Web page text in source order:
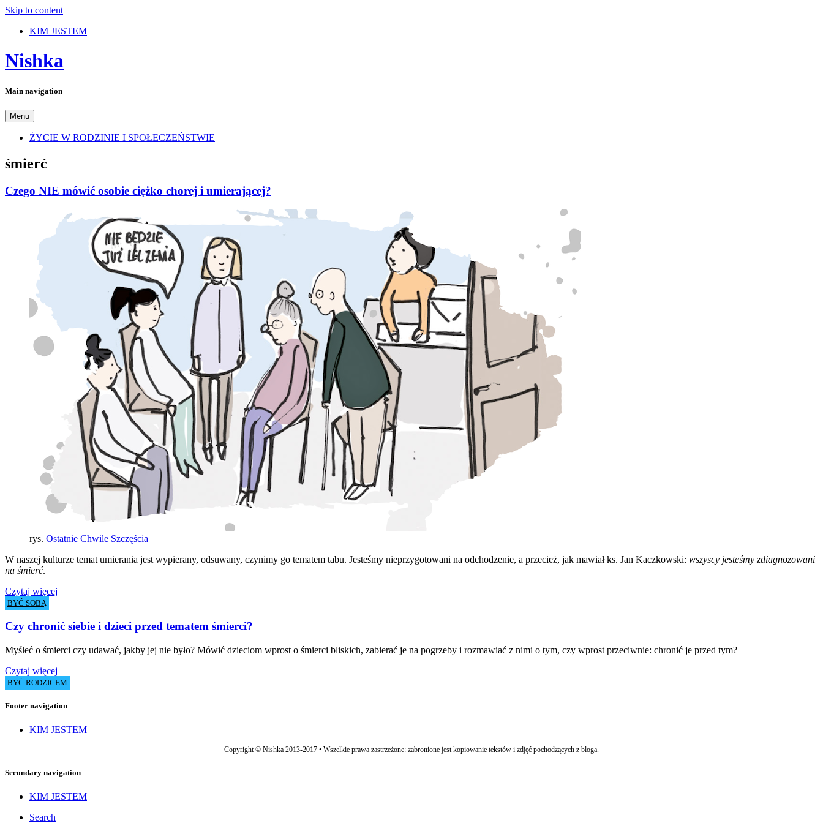
Skip to content
KIM JESTEM
Nishka
Main navigation
Menu
ŻYCIE W RODZINIE I SPOŁECZEŃSTWIE
śmierć
Czego NIE mówić osobie ciężko chorej i umierającej?
rys. Ostatnie Chwile Szczęścia
W naszej kulturze temat umierania jest wypierany, odsuwany, czynimy go tematem tabu. Jesteśmy nieprzygotowani na odchodzenie, a przecież, jak mawiał ks. Jan Kaczkowski: wszyscy jesteśmy zdiagnozowani
na śmierć.
Czytaj więcej
BYĆ SOBĄ
Czy chronić siebie i dzieci przed tematem śmierci?
Myśleć o śmierci czy udawać, jakby jej nie było? Mówić dzieciom wprost o śmierci bliskich, zabierać je na pogrzeby i rozmawiać z nimi o tym, czy wprost przeciwnie: chronić je przed tym?
Czytaj więcej
BYĆ RODZICEM
Footer navigation
KIM JESTEM
Copyright © Nishka 2013-2017 • Wszelkie prawa zastrzeżone: zabronione jest kopiowanie tekstów i zdjęć pochodzących z bloga.
Secondary navigation
KIM JESTEM
Search